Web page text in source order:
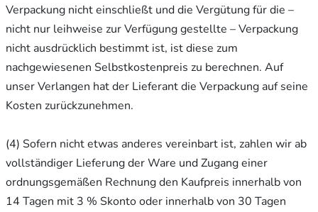
Verpackung nicht einschließt und die Vergütung für die –
nicht nur leihweise zur Verfügung gestellte – Verpackung
nicht ausdrücklich bestimmt ist, ist diese zum
nachgewiesenen Selbstkostenpreis zu berechnen. Auf
unser Verlangen hat der Lieferant die Verpackung auf seine
Kosten zurückzunehmen.
(4) Sofern nicht etwas anderes vereinbart ist, zahlen wir ab
vollständiger Lieferung der Ware und Zugang einer
ordnungsgemäßen Rechnung den Kaufpreis innerhalb von
14 Tagen mit 3 % Skonto oder innerhalb von 30 Tagen